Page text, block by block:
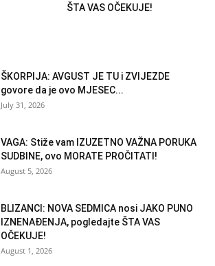
ŠTA VAS OČEKUJE!
ŠKORPIJA: AVGUST JE TU i ZVIJEZDE
govore da je ovo MJESEC...
July 31, 2026
VAGA: Stiže vam IZUZETNO VAŽNA PORUKA
SUDBINE, ovo MORATE PROČITATI!
August 5, 2026
BLIZANCI: NOVA SEDMICA nosi JAKO PUNO
IZNENAĐENJA, pogledajte ŠTA VAS
OČEKUJE!
August 1, 2026